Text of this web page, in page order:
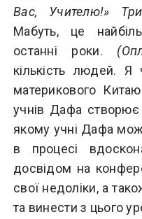
Вас, Учителю!»
Мабуть, це
останні роки.
кількість людей.
материкового
учнів Дафа
якому учні Дафа
в процесі
досвідом на
свої недоліки, а
та винести з цього